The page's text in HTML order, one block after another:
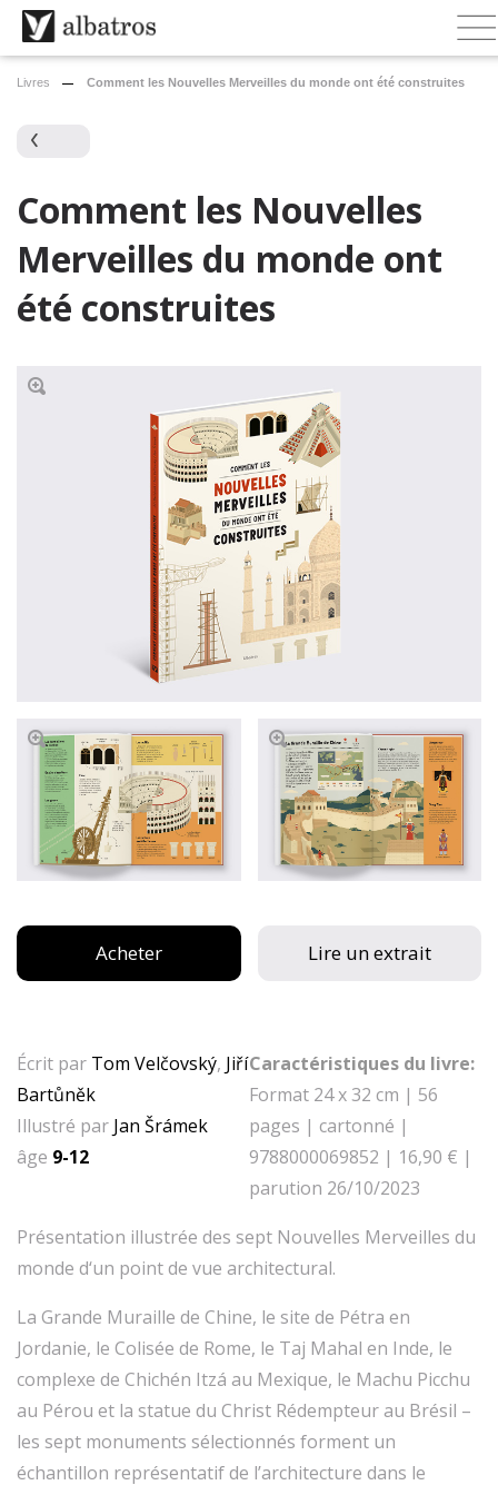
Livres Comment les Nouvelles Merveilles du monde ont été construites
Comment les Nouvelles
Merveilles du monde ont
été construites
Écrit par Tom Velčovský, Jiří
Bartůněk
Illustré par Jan Šrámek
âge 9-12
Caractéristiques du livre:
Format 24 x 32 cm | 56
pages | cartonné |
9788000069852 | 16,90 € |
parution 26/10/2023
Présentation illustrée des sept Nouvelles Merveilles du
monde d‘un point de vue architectural.
La Grande Muraille de Chine, le site de Pétra en
Jordanie, le Colisée de Rome, le Taj Mahal en Inde, le
complexe de Chichén Itzá au Mexique, le Machu Picchu
au Pérou et la statue du Christ Rédempteur au Brésil –
les sept monuments sélectionnés forment un
échantillon représentatif de l’architecture dans le
Acheter Lire un extrait